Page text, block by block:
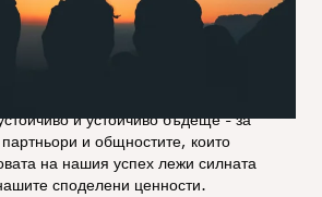
в дистрибуцията на химикали с
оставаме фокусирани върху
и устойчиво бъдеще - за
и общностите, които
на нашия успех лежи силната
споделени ценности.